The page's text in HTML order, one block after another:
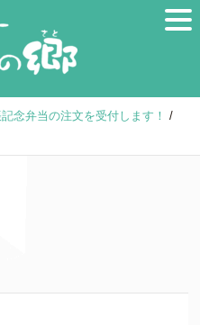
念弁当の注文を受付します！ /